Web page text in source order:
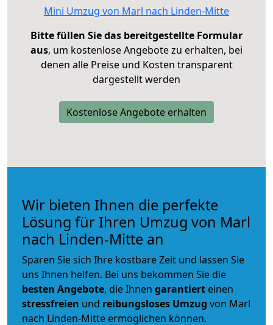
Mini Umzug von Marl nach Linden-Mitte
Bitte füllen Sie das bereitgestellte Formular
aus, um kostenlose Angebote zu erhalten, bei
denen alle Preise und Kosten transparent
dargestellt werden
Kostenlose Angebote erhalten
Wir bieten Ihnen die perfekte
Lösung für Ihren Umzug von Marl
nach Linden-Mitte an
Sparen Sie sich Ihre kostbare Zeit und lassen Sie
uns Ihnen helfen. Bei uns bekommen Sie die
besten Angebote, die Ihnen garantiert einen
stressfreien und reibungsloses Umzug von Marl
nach Linden-Mitte ermöglichen können.